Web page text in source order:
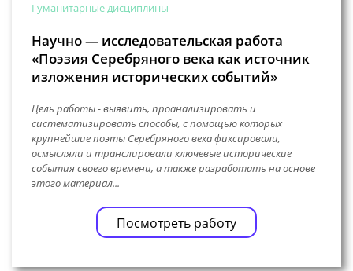
Гуманитарные дисциплины
Научно — исследовательская работа
«Поэзия Серебряного века как источник
изложения исторических событий»
Цель работы - выявить, проанализировать и
систематизировать способы, с помощью которых
крупнейшие поэты Серебряного века фиксировали,
осмысляли и транслировали ключевые исторические
события своего времени, а также разработать на основе
этого материал...
Посмотреть работу